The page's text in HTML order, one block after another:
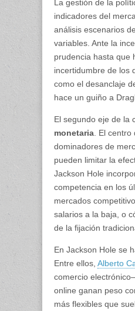
La gestión de la
indicadores del
análisis escenarios
variables. Ante la
prudencia hasta que
incertidumbre de los
como el desanclaje
hace un guiño a
El segundo eje de la
monetaria . El
dominadores de
pueden limitar la
Jackson Hole
competencia en los
mercados
salarios a la baja, o
de la fijación
En Jackson Hole se
Entre ellos, Alberto
comercio
online ganan peso
más flexibles que